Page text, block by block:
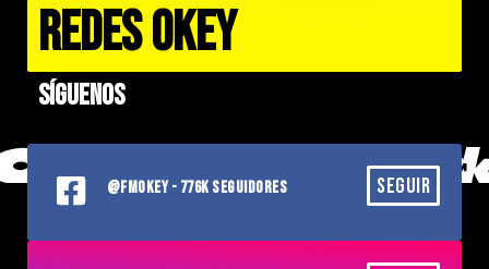
REDES OKEY
Síguenos
SEGUIR
@FMOKEY - 776K SEGUIDORES